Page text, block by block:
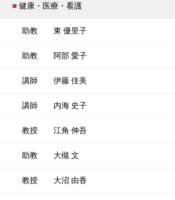
■ 健康・医療・看護
助教 東 優里子
助教 阿部 愛子
講師 伊藤 佳美
講師 内海 史子
教授 江角 伸吾
助教 大槻 文
教授 大沼 由香